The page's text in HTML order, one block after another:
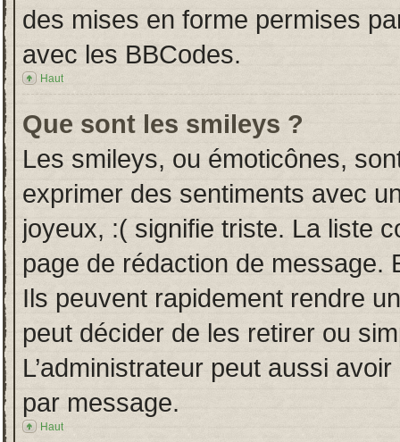
des mises en forme permises
avec les BBCodes.
Haut
Que sont les smileys ?
Les smileys, ou émoticônes,
exprimer des sentiments avec
joyeux, :( signifie triste. La liste
page de rédaction de message.
Ils peuvent rapidement rendre
peut décider de les retirer ou
L’administrateur peut aussi
par message.
Haut